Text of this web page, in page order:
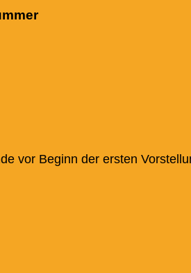
vor Beginn der ersten